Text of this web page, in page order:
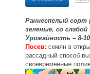
Раннеспелый сорт
зеленые, со
Урожайность – 8-10
Посев: семян в
рассадный способ
своевременные